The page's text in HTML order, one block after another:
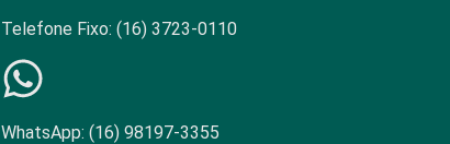
Telefone Fixo: (16) 3723-0110
WhatsApp: (16) 98197-3355​